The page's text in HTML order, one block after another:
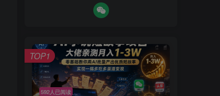
592人已阅读
TOP1